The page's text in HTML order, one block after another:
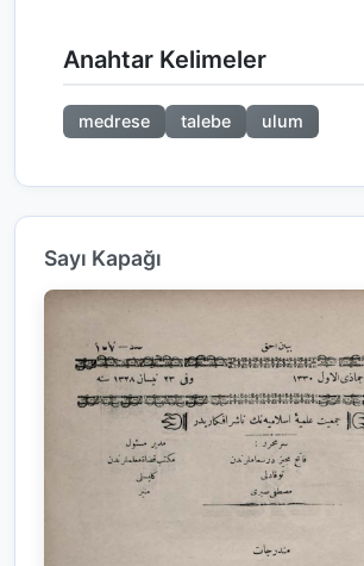
Anahtar Kelimeler
medrese talebe ulum
Sayı Kapağı